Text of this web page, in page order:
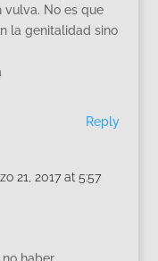
vulva. No es que
la genitalidad sino
Reply
21, 2017 at 5:57
no haber